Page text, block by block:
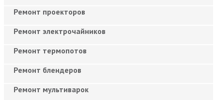
Ремонт проекторов
Ремонт электрочайников
Ремонт термопотов
Ремонт блендеров
Ремонт мультиварок